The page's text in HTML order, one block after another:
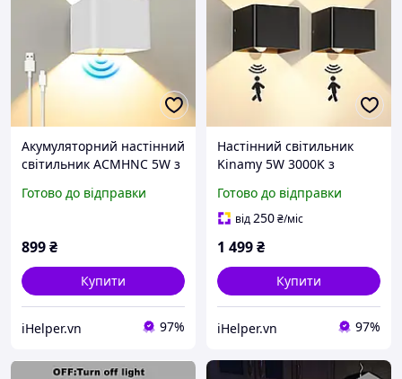
Акумуляторний настінний
світильник ACMHNC 5W з
світло для сходів, спальні,
Готово до відправки
899₴
Купити
iHelper.vn 97%
Настінний світильник
Kinamy 5W 3000K з
коридору, сходів, кухні,
вітальні, спальні (2 шт)
Готово до відправки
від250₴/міс
1 499₴
Купити
iHelper.vn 97%